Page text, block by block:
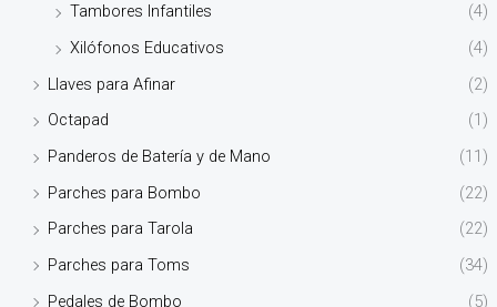
Tambores Infantiles
(4)
Xilófonos Educativos
(4)
Llaves para Afinar
(2)
Octapad
(1)
Panderos de Batería y de Mano
(11)
Parches para Bombo
(22)
Parches para Tarola
(22)
Parches para Toms
(34)
Pedales de Bombo
(5)